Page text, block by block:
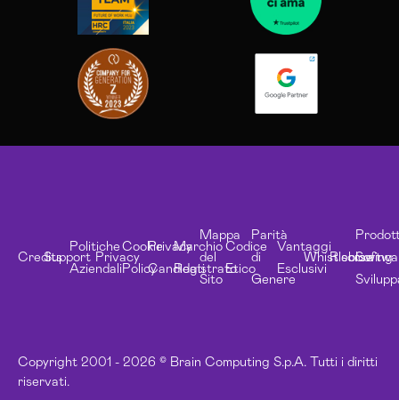
Copyright 2001 - 2026 © Brain Computing S.p.A. Tutti i diritti
riservati.
CreditsSupport
Politiche
Aziendali
Privacy
Cookie
Policy
Privacy
Candidati
Marchio
Registrato
Mappa
del
Sito
Codice
Etico
Parità
di
Genere
Vantaggi
Esclusivi
Whistleblowing
Risorse